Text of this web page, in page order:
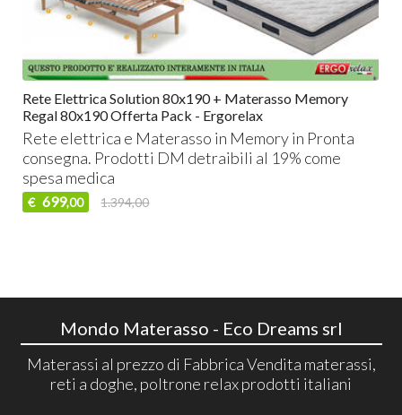
Rete Elettrica Solution 80x190 + Materasso Memory
Regal 80x190 Offerta Pack - Ergorelax
Rete elettrica e Materasso in Memory in Pronta
consegna. Prodotti DM detraibili al 19% come
spesa medica
€ 699,00 1.394,00
Mondo Materasso - Eco Dreams srl
Materassi al prezzo di Fabbrica Vendita materassi,
reti a doghe, poltrone relax prodotti italiani